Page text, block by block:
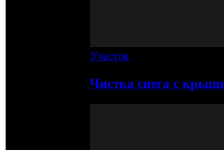
Участок
Чистка снега с